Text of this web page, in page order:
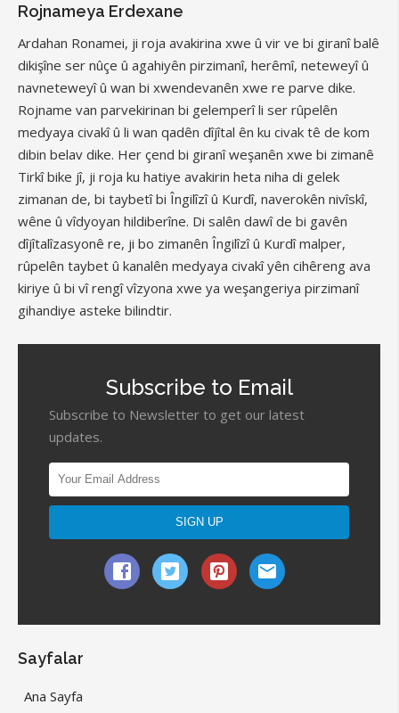
Rojnameya Erdexane
Ardahan Ronamei, ji roja avakirina xwe û vir ve bi giranî balê
dikişîne ser nûçe û agahiyên pirzimanî, herêmî, neteweyî û
navneteweyî û wan bi xwendevanên xwe re parve dike.
Rojname van parvekirinan bi gelemperî li ser rûpelên
medyaya civakî û li wan qadên dîjîtal ên ku civak tê de kom
dibin belav dike. Her çend bi giranî weşanên xwe bi zimanê
Tirkî bike jî, ji roja ku hatiye avakirin heta niha di gelek
zimanan de, bi taybetî bi Îngilîzî û Kurdî, naverokên nivîskî,
wêne û vîdyoyan hildiberîne. Di salên dawî de bi gavên
dîjîtalîzasyonê re, ji bo zimanên Îngilîzî û Kurdî malper,
rûpelên taybet û kanalên medyaya civakî yên cihêreng ava
kiriye û bi vî rengî vîzyona xwe ya weşangeriya pirzimanî
gihandiye asteke bilindtir.
Subscribe to Email
Subscribe to Newsletter to get our latest
updates.
Sayfalar
Ana Sayfa